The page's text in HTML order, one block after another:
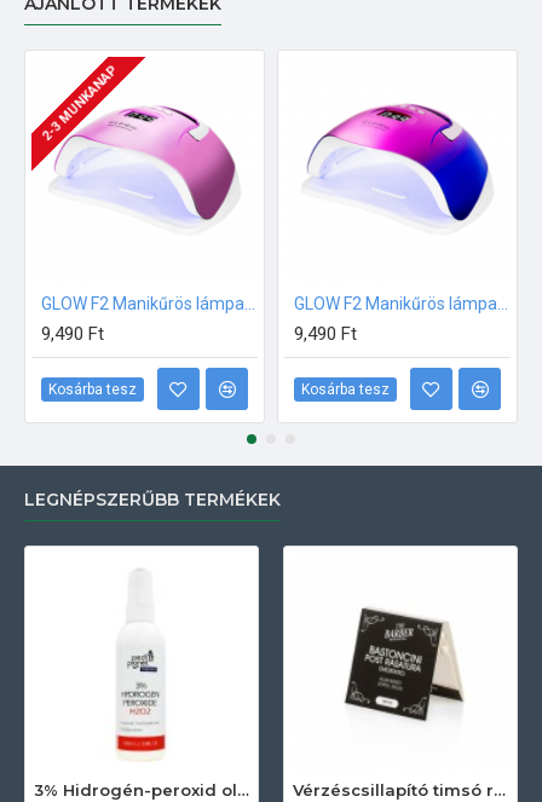
2-3 MUNKANAP
9,490 Ft
Kosárba tesz
9,490 Ft
Kosárba tesz
LEGNÉPSZERŰBB TERMÉKEK
3% Hidrogén-peroxid oldat (sebfertőtlenítő) 100ml
Vérzéscsillapító timsó rúd 20db